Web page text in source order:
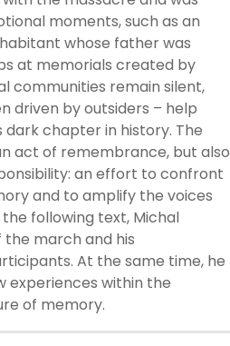
moments, such as an
whose father was
at memorials created by
communities remain silent,
driven by outsiders – help
dark chapter in history. The
act of remembrance, but also
an effort to confront
and to amplify the voices
following text, Michal
the march and his
At the same time, he
experiences within the
of memory.